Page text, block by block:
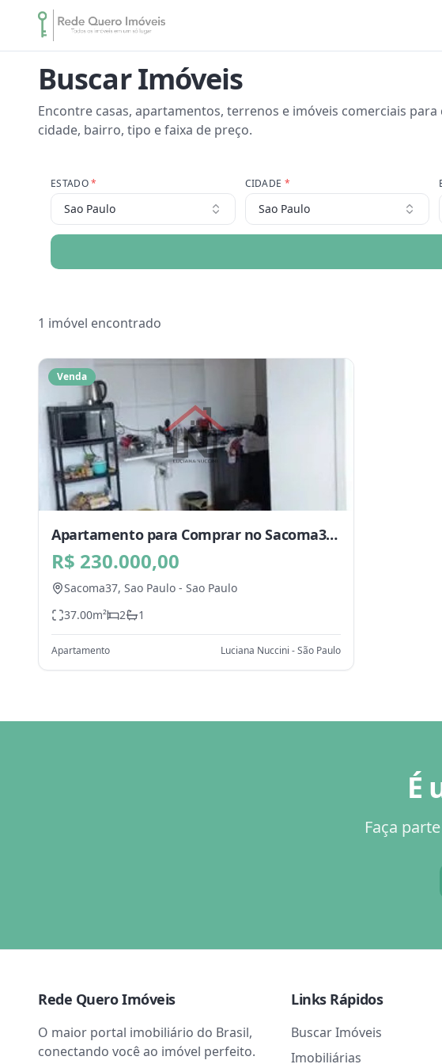
Buscar Imóveis
Encontre casas, apartamentos, terrenos e imóveis comerciais
cidade, bairro, tipo e faixa de preço.
ESTADO*
Sao Paulo
CIDADE *
Sao Paulo
1 imóvel encontrado
Venda
Apartamento para Comprar no Sacoma37,
Sao Paulo - SP
R$ 230.000,00
Sacoma37, Sao Paulo - Sao Paulo
37.00m² 2 1
Apartamento Luciana Nuccini - São Paulo
É
Faça
Rede Quero Imóveis
O maior portal imobiliário do Brasil,
conectando você ao imóvel perfeito.
Links Rápidos
Buscar Imóveis
Imobiliárias